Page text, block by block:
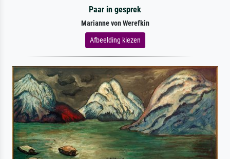
Paar in gesprek
Marianne von Werefkin
Afbeelding kiezen